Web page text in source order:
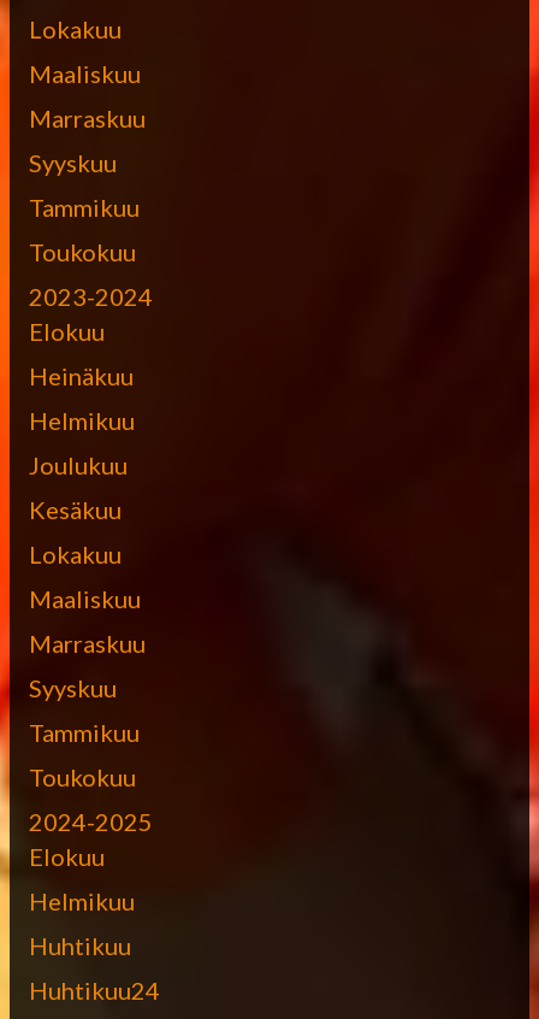
Lokakuu
Maaliskuu
Marraskuu
Syyskuu
Tammikuu
Toukokuu
2023-2024
Elokuu
Heinäkuu
Helmikuu
Joulukuu
Kesäkuu
Lokakuu
Maaliskuu
Marraskuu
Syyskuu
Tammikuu
Toukokuu
2024-2025
Elokuu
Helmikuu
Huhtikuu
Huhtikuu24